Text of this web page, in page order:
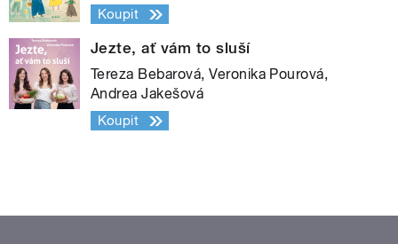
Koupit
Jezte, ať vám to sluší
Tereza Bebarová, Veronika Pourová,
Andrea Jakešová
Koupit